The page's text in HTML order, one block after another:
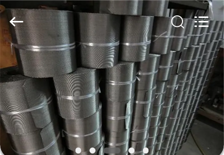
家
へ
製
品
ー.
Copyright
2019
2026
Hebei
Mesh
Products
Co.,
Ltd..
All
Rights
Reserved.